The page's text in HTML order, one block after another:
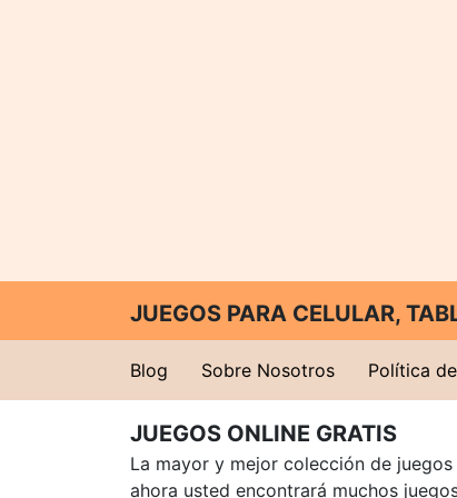
JUEGOS PARA CELULAR,
Blog Sobre Nosotros Política
JUEGOS ONLINE GRATIS
La mayor y mejor colección de
ahora usted encontrará muchos